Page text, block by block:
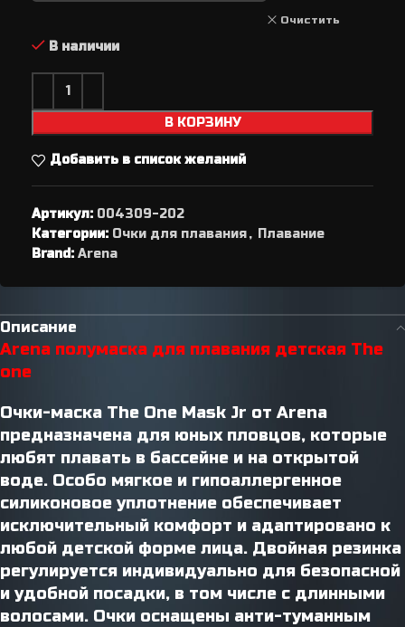
Очистить
В наличии
В КОРЗИНУ
Добавить в список желаний
Артикул: 004309-202
Категории: Очки для плавания, Плавание
Brand: Arena
Описание
Arena полумаска для плавания детская The
one
Очки-маска The One Mask Jr от Arena
предназначена для юных пловцов, которые
любят плавать в бассейне и на открытой
воде. Особо мягкое и гипоаллергенное
силиконовое уплотнение обеспечивает
исключительный комфорт и адаптировано к
любой детской форме лица. Двойная резинка
регулируется индивидуально для безопасной
и удобной посадки, в том числе с длинными
волосами. Очки оснащены анти-туманным